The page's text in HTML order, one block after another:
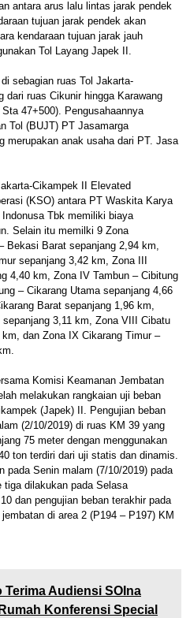
antara arus lalu lintas jarak pendek
tujuan jarak pendek akan
kendaraan tujuan jarak jauh
Tol Layang Japek II.
sebagian ruas Tol Jakarta-
ruas Cikunir hingga Karawang
47+500). Pengusahaannya
Tol (BUJT) PT Jasamarga
merupakan anak usaha dari PT. Jasa
Cikampek II Elevated
(KSO) antara PT Waskita Karya
Tbk memiliki biaya
Selain itu memilki 9 Zona
Bekasi Barat sepanjang 2,94 km,
sepanjang 3,42 km, Zona III
4,40 km, Zona IV Tambun – Cibitung
– Cikarang Utama sepanjang 4,66
Barat sepanjang 1,96 km,
3,11 km, Zona VIII Cibatu
dan Zona IX Cikarang Timur –
Komisi Keamanan Jembatan
melakukan rangkaian uji beban
(Japek) II. Pengujian beban
(2/10/2019) di ruas KM 39 yang
75 meter dengan menggunakan
ton terdiri dari uji statis dan dinamis.
pada Senin malam (7/10/2019) pada
tiga dilakukan pada Selasa
dan pengujian beban terakhir pada
di area 2 (P194 – P197) KM
Terima Audiensi SOIna
Konferensi Special